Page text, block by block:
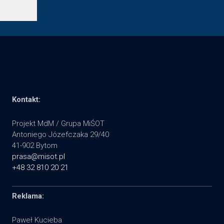
Kontakt:
Projekt MdM / Grupa MiŚOT
Antoniego Józefczaka 29/40
41-902 Bytom
prasa@misot.pl
+48 32 810 20 21
Reklama:
Paweł Kucieba